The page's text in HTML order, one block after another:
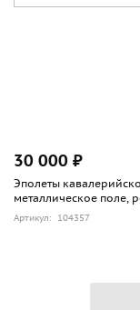
30 000 ₽
Эполеты
металлическое поле,
Артикул: 104357